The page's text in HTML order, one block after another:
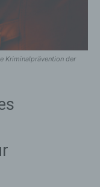
Kriminalprävention der